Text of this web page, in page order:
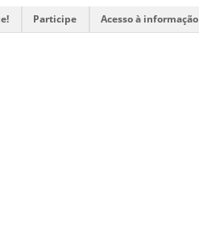
Participe Acesso à informação